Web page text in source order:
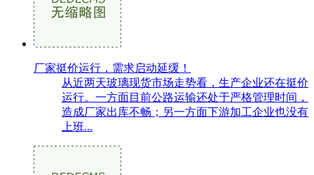
厂家挺价运行，需求启动延缓！
从近两天玻璃现货市场走势看，生产企业还在挺价
运行。一方面目前公路运输还处于严格管理时间，
造成厂家出库不畅；另一方面下游加工企业也没有
上班...